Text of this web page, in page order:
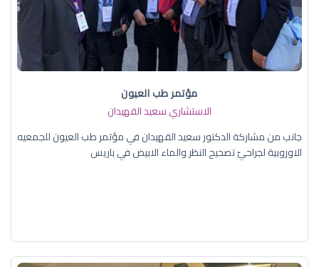
مؤتمر طب العيون
الاستشاري سعيد القهيدان
جانب من مشاركة الدكتور سعيد القهيدان في مؤتمر طب العيون للجمعيه
الاوروبية لجراحيّ تصحيح النظر والماء الابيض في باريس